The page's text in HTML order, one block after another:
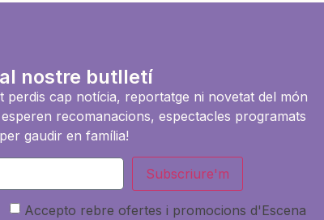
nostre butlletí
perdis cap notícia, reportatge ni novetat del món
recomanacions, espectacles programats
gaudir en família!
Subscriure'm
Accepto rebre ofertes i promocions d'Escena